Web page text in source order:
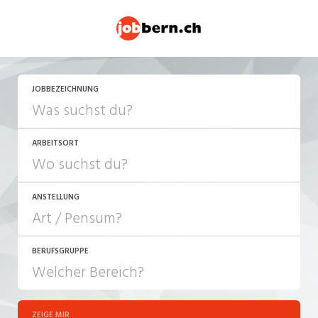
JOBBEZEICHNUNG
ARBEITSORT
ANSTELLUNG
JOB-TYP
Festanstellung
BERUFSGRUPPE
ZEIGE MIR